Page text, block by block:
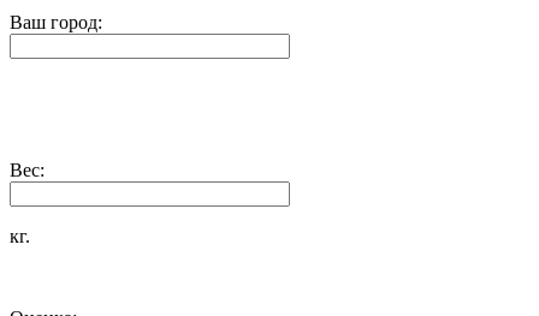
Ваш город:
Вес:
кг.